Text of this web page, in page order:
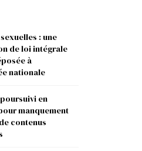
: une
de loi intégrale
à
nationale
en
manquement
contenus